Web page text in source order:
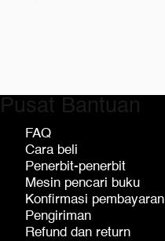
Pusat Bantuan
FAQ
Cara beli
Penerbit-penerbit
Mesin pencari buku
Konfirmasi pembayaran
Pengiriman
Refund dan return